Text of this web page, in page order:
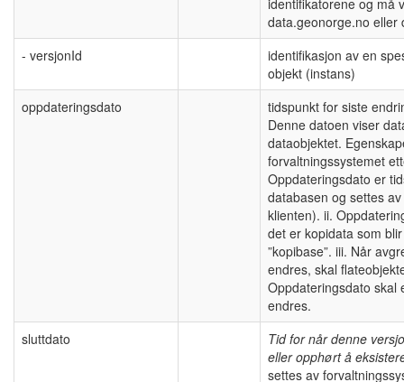
data.geonorge.no eller
- versjonId
identifikasjon av en
objekt (instans)
oppdateringsdato
tidspunkt for siste
Denne datoen viser
dataobjektet.
forvaltningssystemet
Oppdateringsdato er
databasen og settes
klienten). ii.
det er kopidata som
”kopibase”. iii. Når
endres, skal
Oppdateringsdato skal
endres.
sluttdato
Tid for når denne
eller opphørt å
settes av